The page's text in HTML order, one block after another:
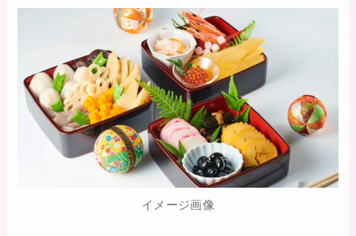
イメージ画像